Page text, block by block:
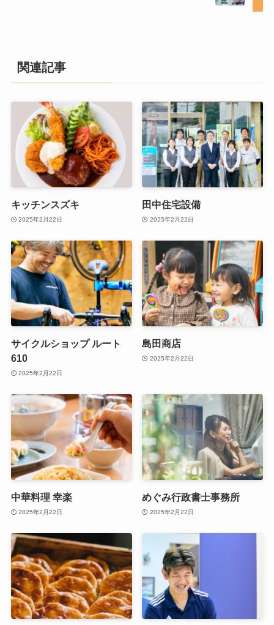
関連記事
キッチンスズキ
2025年2月22日
田中住宅設備
2025年2月22日
サイクルショップ ルート
610
2025年2月22日
島田商店
2025年2月22日
中華料理 幸楽
2025年2月22日
めぐみ行政書士事務所
2025年2月22日